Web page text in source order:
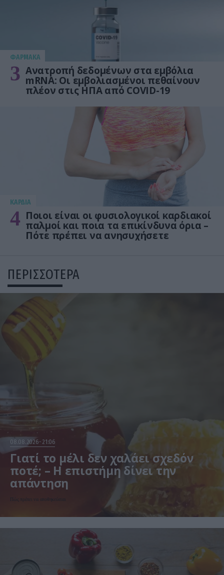
ΦΑΡΜΑΚΑ
3 Ανατροπή δεδομένων στα εμβόλια
mRNA: Οι εμβολιασμένοι πεθαίνουν
πλέον στις ΗΠΑ από COVID-19
KΑΡΔΙΑ
4 Ποιοι είναι οι φυσιολογικοί καρδιακοί
παλμοί και ποια τα επικίνδυνα όρια –
Πότε πρέπει να ανησυχήσετε
ΠΕΡΙΣΣΟΤΕΡΑ
08.08.2026 21:06
Γιατί το μέλι δεν χαλάει σχεδόν
ποτέ; – Η επιστήμη δίνει την
απάντηση
Πώς πρέπει να αποθηκεύεται